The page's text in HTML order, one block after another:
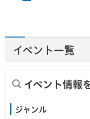
イベント一覧
イベント情報
ジャンル